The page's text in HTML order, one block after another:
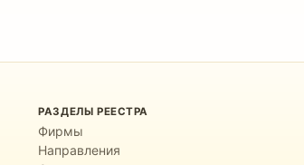
РАЗДЕЛЫ РЕЕСТРА
Фирмы
Направления